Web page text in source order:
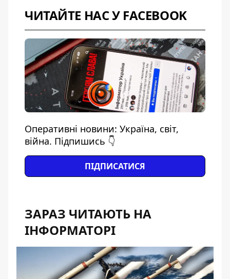
ЧИТАЙТЕ НАС У FACEBOOK
Оперативні новини: Україна, світ,
війна. Підпишись 👇
ПІДПИСАТИСЯ
ЗАРАЗ ЧИТАЮТЬ НА
ІНФОРМАТОРІ